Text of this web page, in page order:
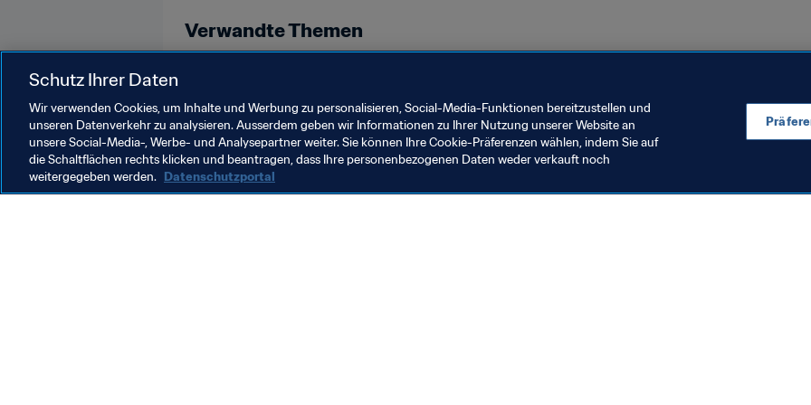
Verwandte Themen
Schutz Ihrer Daten
Wir verwenden Cookies, um Inhalte und Werbung zu personalisieren, Social-Media-Funktionen bereitzustellen und
unseren Datenverkehr zu analysieren. Ausserdem geben wir Informationen zu Ihrer Nutzung unserer Website an
unsere Social-Media-, Werbe- und Analysepartner weiter. Sie können Ihre Cookie-Präferenzen wählen, indem Sie auf
die Schaltflächen rechts klicken und beantragen, dass Ihre personenbezogenen Daten weder verkauft noch
weitergegeben werden. Datenschutzportal